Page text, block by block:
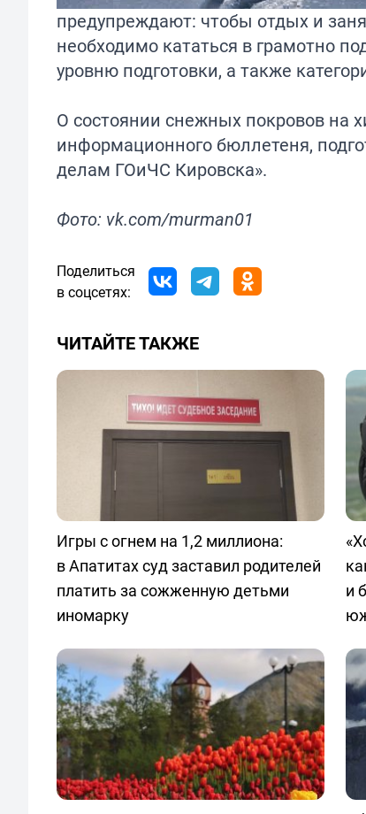
предупреждают: чтобы отдых и
необходимо кататься в грамотно
уровню подготовки, а также
О состоянии снежных покровов на
информационного бюллетеня,
делам ГОиЧС Кировска».
Фото: vk.com/murman01
Поделиться
в соцсетях:
ЧИТАЙТЕ ТАКЖЕ
Игры с огнем на 1,2 миллиона:
в Апатитах суд заставил родителей
платить за сожженную детьми
иномарку
и